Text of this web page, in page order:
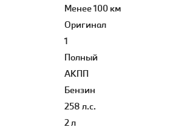
Менее 100 км
Оригинал
1
Полный
АКПП
Бензин
258 л.с.
2 л